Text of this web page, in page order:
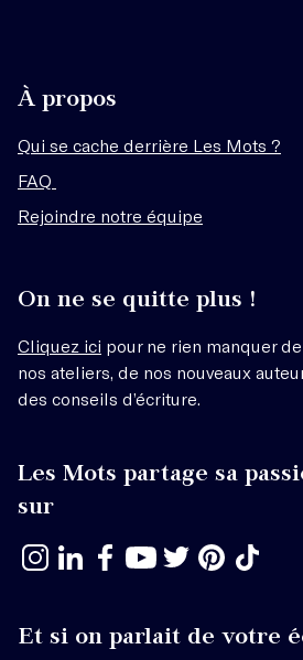
À propos
Qui se cache derrière Les Mots ?
FAQ
Rejoindre notre équipe
On ne se quitte plus !
Cliquez ici pour ne rien manquer
nos ateliers, de nos nouveaux
des conseils d’écriture.
Les Mots partage sa
sur
Et si on parlait de votre